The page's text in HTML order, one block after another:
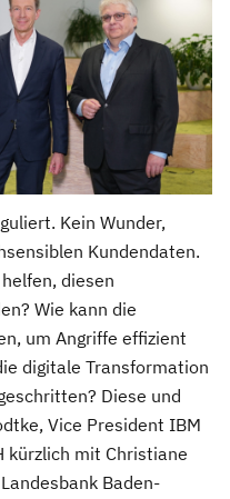
Kein Wunder,
Kundendaten.
diesen
Wie kann die
um Angriffe effizient
digitale Transformation
Diese und
Vice President IBM
kürzlich mit Christiane
Baden-